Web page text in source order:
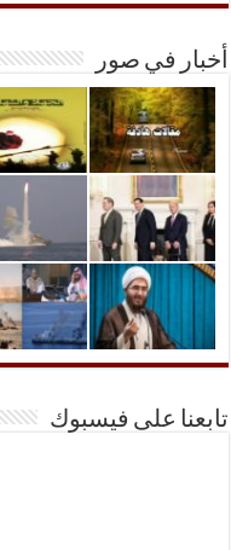
أخبار في صور
تابعنا على فيسبوك